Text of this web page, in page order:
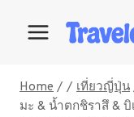
Home / / เที่ยวญี่ปุ่น
มะ & น้ำตกชิราสึ &